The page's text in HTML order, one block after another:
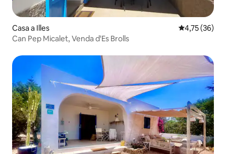
Casa a Illes 4,75 de
4,75 (36)
Can Pep Micalet, Venda d'Es Brolls